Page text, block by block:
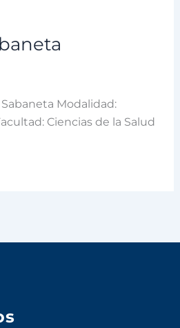
Docentes
Sabaneta Modalidad:
Ciencias de la Salud